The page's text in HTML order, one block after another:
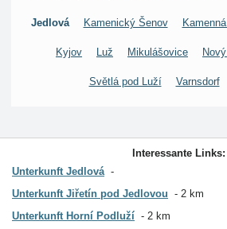
Jedlová Kamenický Šenov
Kyjov Luž Mikulášovice
Světlá pod Luží Varnsdorf
Interessante Links:
Unterkunft Jedlová
Unterkunft Jiřetín pod Jedlovou
2 km
Unterkunft Horní Podluží
2 km